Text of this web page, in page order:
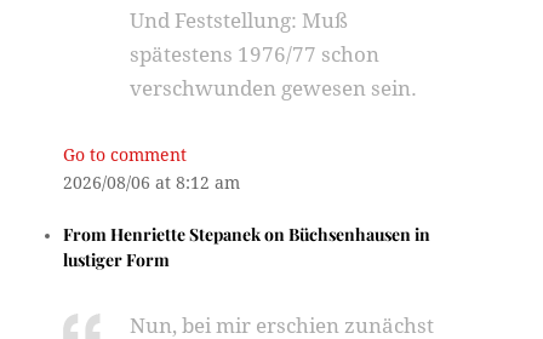
Und Feststellung: Muß
spätestens 1976/77 schon
verschwunden gewesen sein.
Go to comment
2026/08/06 at 8:12 am
FromHenriette StepanekonBüchsenhausen in
lustiger Form
Nun, bei mir erschien zunächst